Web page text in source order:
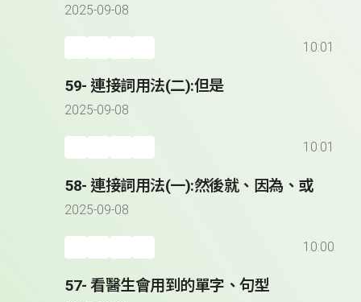
2025-09-08
10:01
59- 連接詞用法(二):但是
2025-09-08
10:01
58- 連接詞用法(一):然後就、因為、或
2025-09-08
10:00
57- 看醫生會用到的單字、句型